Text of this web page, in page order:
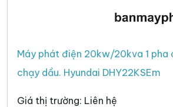
Máy phát điện 20kw/20kva 1 pha
chạy dầu. Hyundai DHY22KSEm
Giá thị trường: Liên hệ